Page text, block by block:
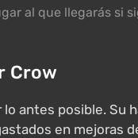
al que llegarás si
Crow
antes posible. Su
en mejoras